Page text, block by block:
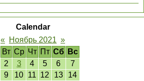
Calendar
« Ноябрь 2021 »
Вт Ср Чт Пт Сб
Вс
2 3 4 5 6
7
9 10 11 12 13 14